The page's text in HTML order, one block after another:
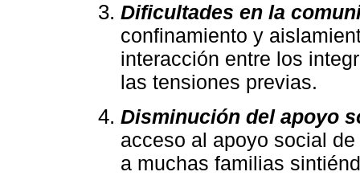
Dificultades en la
confinamiento y
interacción entre los
las tensiones previas.
Disminución del apoyo
acceso al apoyo social
a muchas familias